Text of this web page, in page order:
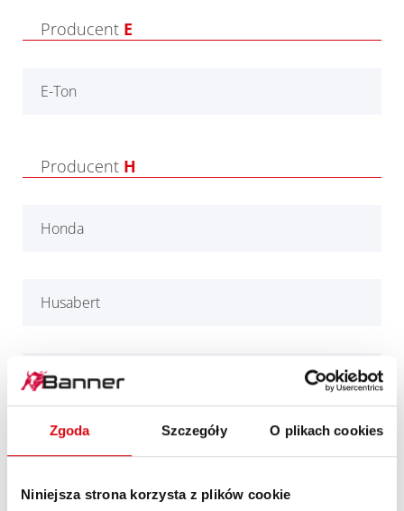
Zgoda Szczegóły O plikach cookies
Niniejsza strona korzysta z plików cookie
Producent E
E-Ton
Producent H
Honda
Husabert
Hyosung
ProducentJ